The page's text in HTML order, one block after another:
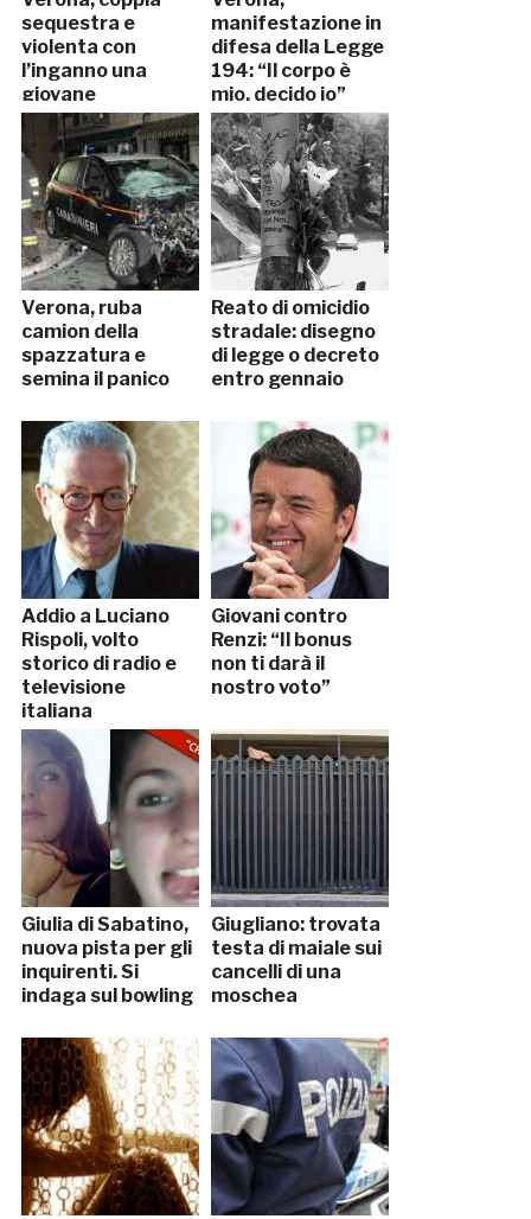
sequestra e
violenta con
l’inganno una
giovane
babysitter
manifestazione in
difesa della Legge
194: “Il corpo è
mio, decido io”
Verona, ruba
camion della
spazzatura e
semina il panico
Reato di omicidio
stradale: disegno
di legge o decreto
entro gennaio
Addio a Luciano
Rispoli, volto
storico di radio e
televisione
italiana
Giovani contro
Renzi: “Il bonus
non ti darà il
nostro voto”
Giulia di Sabatino,
nuova pista per gli
inquirenti. Si
indaga sul bowling
Giugliano: trovata
testa di maiale sui
cancelli di una
moschea